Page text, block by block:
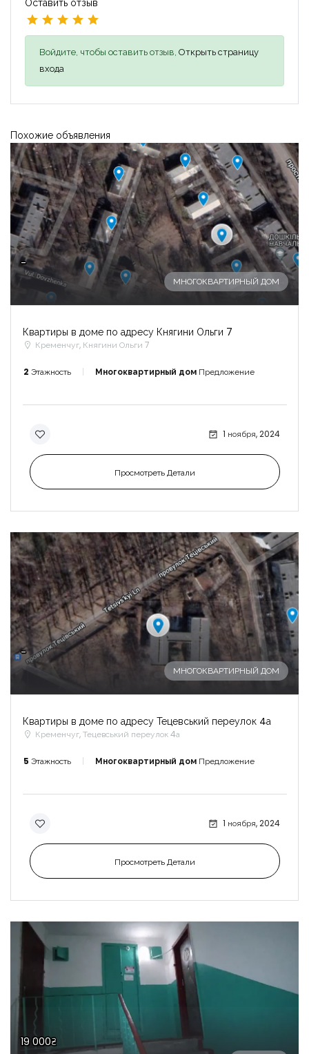
Войдите, чтобы оставить отзыв, Открыть страницу
входа
Похожие объявления
-
МНОГОКВАРТИРНЫЙ ДОМ
Квартиры в доме по адресу Княгини Ольги 7
Кременчуг, Княгини Ольги 7
2 Этажность Многоквартирный дом Предложение
1 ноября, 2024
Просмотреть Детали
-
МНОГОКВАРТИРНЫЙ ДОМ
Квартиры в доме по адресу Тецевський переулок 4а
Кременчуг, Тецевський переулок 4а
5 Этажность Многоквартирный дом Предложение
1 ноября, 2024
Просмотреть Детали
19 000₴